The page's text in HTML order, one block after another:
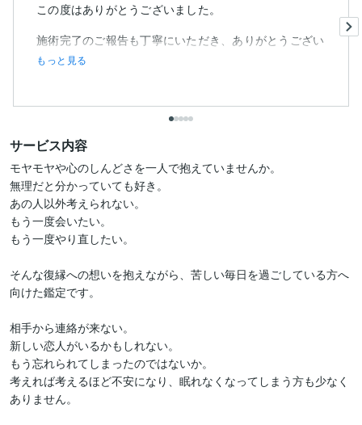
この度はありがとうございました。
施術完了のご報告も丁寧にいただき、ありがとうござい
ました。
もっと見る
サービス内容
モヤモヤや心のしんどさを一人で抱えていませんか。
無理だと分かっていても好き。
あの人以外考えられない。
もう一度会いたい。
もう一度やり直したい。
そんな復縁への想いを抱えながら、苦しい毎日を過ごしている方へ
向けた鑑定です。
相手から連絡が来ない。
新しい恋人がいるかもしれない。
もう忘れられてしまったのではないか。
考えれば考えるほど不安になり、眠れなくなってしまう方も少なく
ありません。